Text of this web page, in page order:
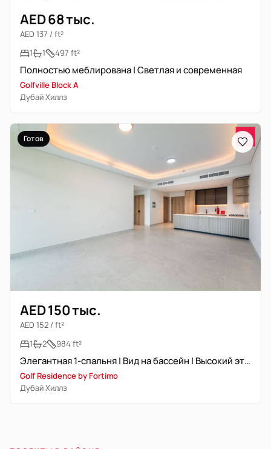
AED 68 тыс.
AED 137 / ft²
1
1 497 ft²
Полностью меблирована | Светлая и современная
Golfville Block A
Дубай Хиллз
Готов
AED 150 тыс.
AED 152 / ft²
1
2 984 ft²
Элегантная 1-спальня | Вид на бассейн | Высокий этаж
Golf Residence by Fortimo
Дубай Хиллз